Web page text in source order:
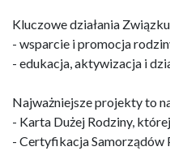
Kluczowe działania
- wsparcie i promocja
- edukacja, aktywizacja i
Najważniejsze projekty to
- Karta Dużej Rodziny,
- Certyfikacja Samorządów